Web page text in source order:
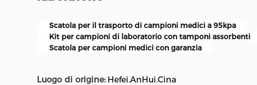
Scatola per il trasporto di campioni medici a 95kpa
Kit per campioni di laboratorio con tamponi assorbenti
Scatola per campioni medici con garanzia
Luogo di origine: Hefei.AnHui.Cina